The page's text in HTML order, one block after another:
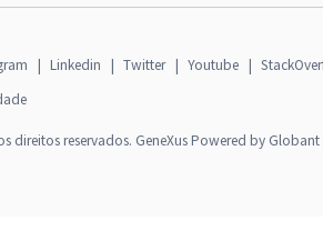
| Linkedin | Twitter | Youtube |
direitos reservados. GeneXus Powered by Globant